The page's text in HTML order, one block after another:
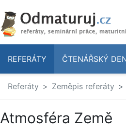
REFERÁTY ČTENÁŘSKÝ
Referáty Zeměpis referáty
Atmosféra Země